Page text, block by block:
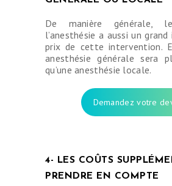
De manière générale,
l’anesthésie a aussi un
prix de cette intervention.
anesthésie générale sera
qu’une anesthésie locale.
Demandez votre
4- LES COÛTS
PRENDRE EN COMPTE